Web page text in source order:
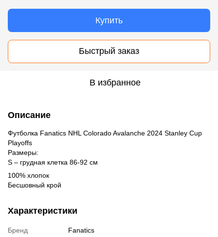
Купить
Быстрый заказ
В избранное
Описание
Футболка Fanatics NHL Colorado Avalanche 2024 Stanley Cup
Playoffs
Размеры:
S – грудная клетка 86-92 см
100% хлопок
Бесшовный крой
Характеристики
Бренд
Fanatics